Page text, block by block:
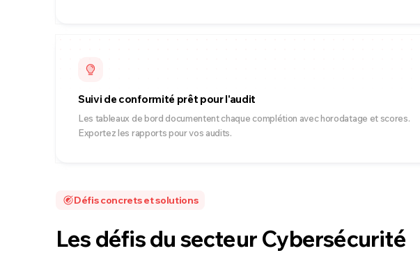
Suivi de conformité prêt pour l'audit
Les tableaux de bord documentent chaque complétion avec horodatage et scores.
Exportez les rapports pour vos audits.
Défis concrets et solutions
Les défis du secteur Cybersécurité